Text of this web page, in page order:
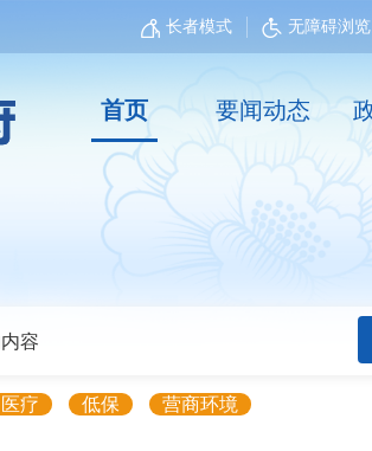
长者模式 无障碍浏览
首页 要闻动态
医疗 低保 营商环境